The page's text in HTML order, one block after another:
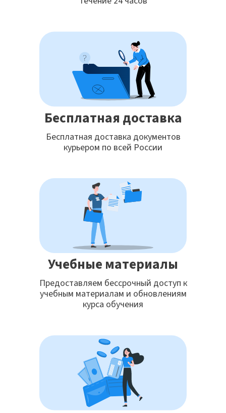
Бесплатная доставка
Бесплатная доставка документов
курьером по всей России
Учебные материалы
Предоставляем бессрочный доступ к
учебным материалам и обновлениям
курса обучения